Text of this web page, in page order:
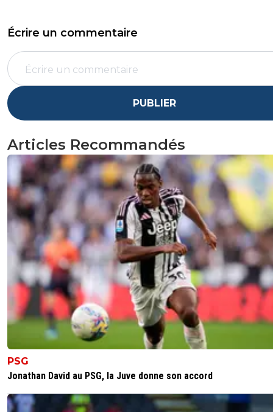
Écrire un commentaire
PUBLIER
Articles Recommandés
PSG
Jonathan David au PSG, la Juve donne son accord